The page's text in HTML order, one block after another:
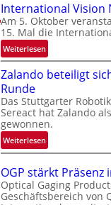
International Vision
Am 5. Oktober
15. Mal die
Weiterlesen:
I
n
e
r
n
a
t
i
o
n
Zalando beteiligt
Runde
Das Stuttgarter
Sereact hat Zalando
gewonnen.
Weiterlesen:
Z
a
l
a
OGP stärkt Präsenz
Optical Gaging
Geschäftsbereich von